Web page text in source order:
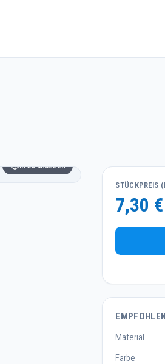
In 3D ansehen
STÜCKPREIS
7,30 €
Material
Farbe